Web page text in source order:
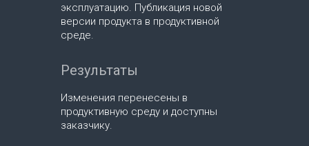
эксплуатацию. Публикация новой
версии продукта в продуктивной
среде.
Результаты
Изменения перенесены в
продуктивную среду и доступны
заказчику.